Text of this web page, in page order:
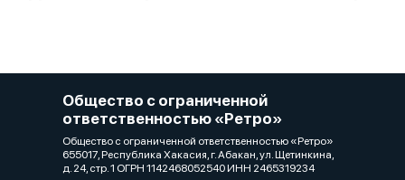
Общество с ограниченной
ответственностью «Ретро»
Общество с ограниченной ответственностью «Ретро»
655017, Республика Хакасия, г. Абакан, ул. Щетинкина,
д. 24, стр. 1 ОГРН 1142468052540 ИНН 2465319234